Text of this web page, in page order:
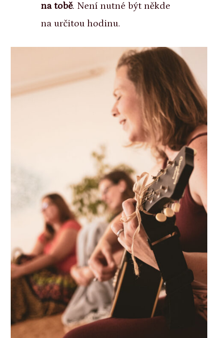
na tobě. Není nutné být někde
na určitou hodinu.